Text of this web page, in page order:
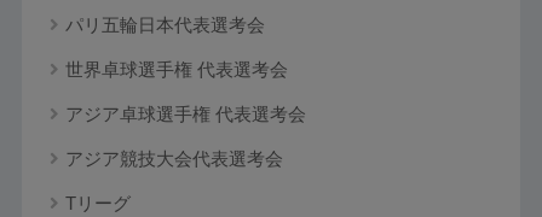
パリ五輪日本代表選考会
世界卓球選手権 代表選考会
アジア卓球選手権 代表選考会
アジア競技大会代表選考会
Tリーグ